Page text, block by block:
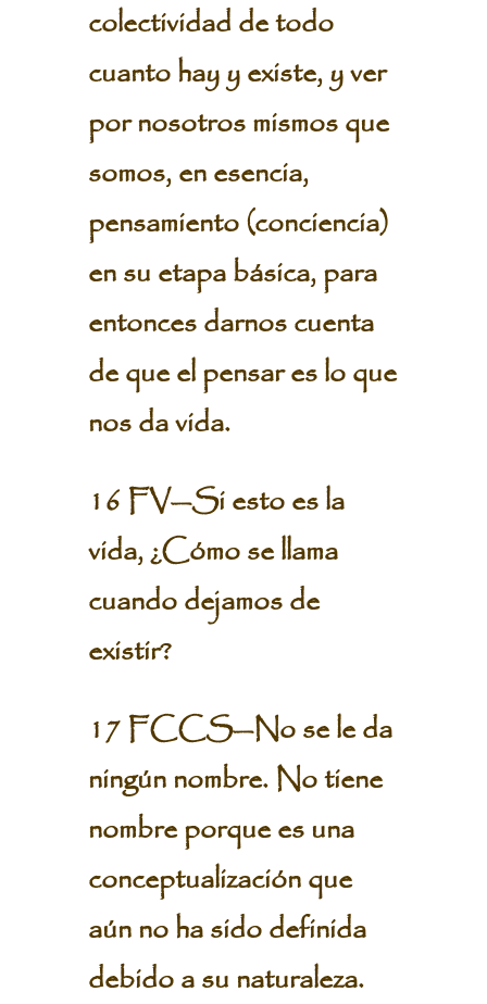
colectividad de todo
cuanto hay y existe, y ver
por nosotros mismos que
somos, en esencia,
pensamiento (conciencia)
en su etapa básica, para
entonces darnos cuenta
de que el pensar es lo que
nos da vida.
16 FV—Si esto es la
vida, ¿Cómo se llama
cuando dejamos de
existir?
17 FCCS—No se le da
ningún nombre. No tiene
nombre porque es una
conceptualización que
aún no ha sido definida
debido a su naturaleza.